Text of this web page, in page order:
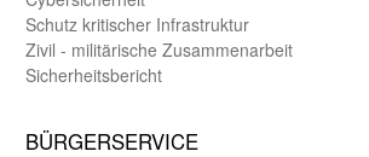
Schutz kritischer Infra­struktur
Zivil - militärische Zusammen­arbeit
Sicherheits­bericht
BÜRGER­SERVICE